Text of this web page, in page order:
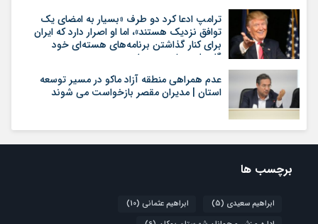
ترامپ ادعا کرد دو طرف «بسیار به امضای یک
توافق نزدیک هستند»، اما او اصرار دارد که ایران
برای کنار گذاشتن برنامه‌های هسته‌ای خود
گام‌های بیشتری بردارد
عدم همراهی منطقه آزاد ماکو در مسیر توسعه
استان | مدیران مقصر بازخواست می شوند
برچسب ها
ابراهیم سعیدی (5) ابراهیم عثمانی (10)